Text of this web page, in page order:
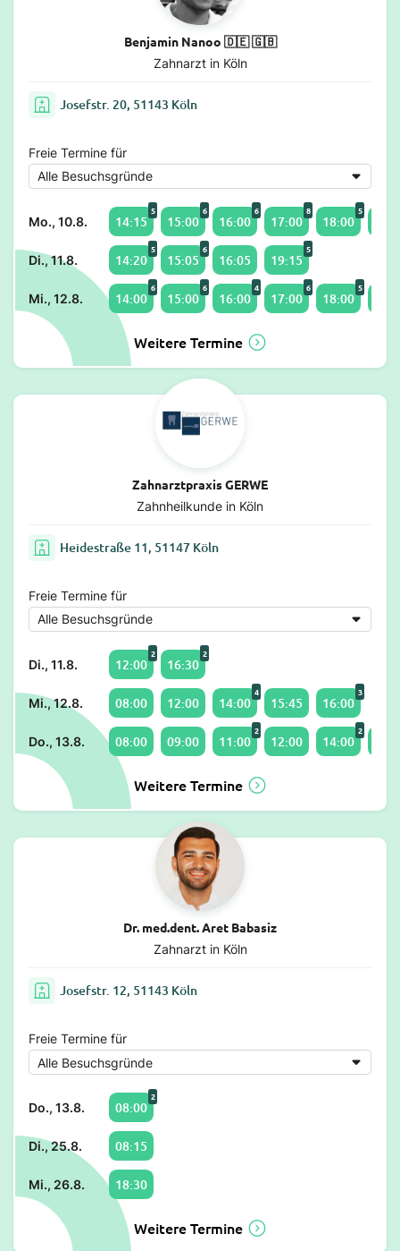
Benjamin Nanoo 🇩🇪 🇬🇧
Zahnarzt in Köln
Josefstr. 20, 51143 Köln
Freie Termine für
Mo., 10.8. 14:15
5
15:00
6
16:00
6
17:00
8
18:00
5
Di., 11.8. 14:20
5
15:05
6
16:05 19:15
5
Mi., 12.8. 14:00
6
15:00
6
16:00
4
17:00
6
18:00
5
Weitere Termine
Zahnarztpraxis GERWE
Zahnheilkunde in Köln
Heidestraße 11, 51147 Köln
Freie Termine für
Di., 11.8. 12:00
2
16:30
2
Mi., 12.8. 08:00 12:00 14:00
4
15:45 16:00
3
Do., 13.8. 08:00 09:00 11:00
2
12:00 14:00
2
Weitere Termine
Dr. med.dent. Aret Babasiz
Zahnarzt in Köln
Josefstr. 12, 51143 Köln
Freie Termine für
Do., 13.8. 08:00
2
Di., 25.8. 08:15
Mi., 26.8. 18:30
Weitere Termine